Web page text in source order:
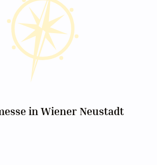
in Wiener Neustadt